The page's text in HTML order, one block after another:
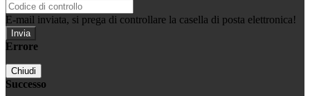
E-mail inviata, si prega di controllare la casella di posta elettronica!
Errore
Chiudi
Successo